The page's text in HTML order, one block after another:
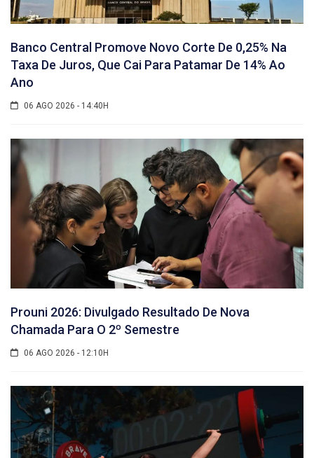
Banco Central Promove Novo Corte De 0,25% Na
Taxa De Juros, Que Cai Para Patamar De 14% Ao
Ano
06 AGO 2026 - 14:40H
Prouni 2026: Divulgado Resultado De Nova
Chamada Para O 2º Semestre
06 AGO 2026 - 12:10H